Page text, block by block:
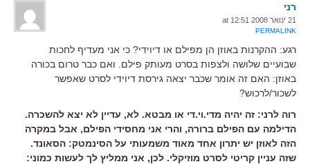
רני
21 ינואר 2008 at 12:51
PERMALINK
רגע: ההקרנות באוזן הן מפילם או דיוידי? כי אני מעדיף לחכות
שבועיים שלושה ולצפות בסרט מעותק פילם. ואם כבר טרום בכורה
באוזן: האם זה אומר שכבר יצאה גירסת דיוידי לסרט שאפשר
לשכור/לרכוש?
רוה לרני: זה יהיה מדי.וי.די או מבטא. לא, עדיין לא יצא להשכרה.
הדילמה עם הפילם ברורה, והרי אני מחסידי הפילם, אבל במקרה
הזה לאוזן יש יתרון אחד מאוד משמעותי על הסינמטק: הסאונד.
שזה עניין קריטי לסרט מוזיקלי. לכן, אני ממליץ לך לעשות כמוני: